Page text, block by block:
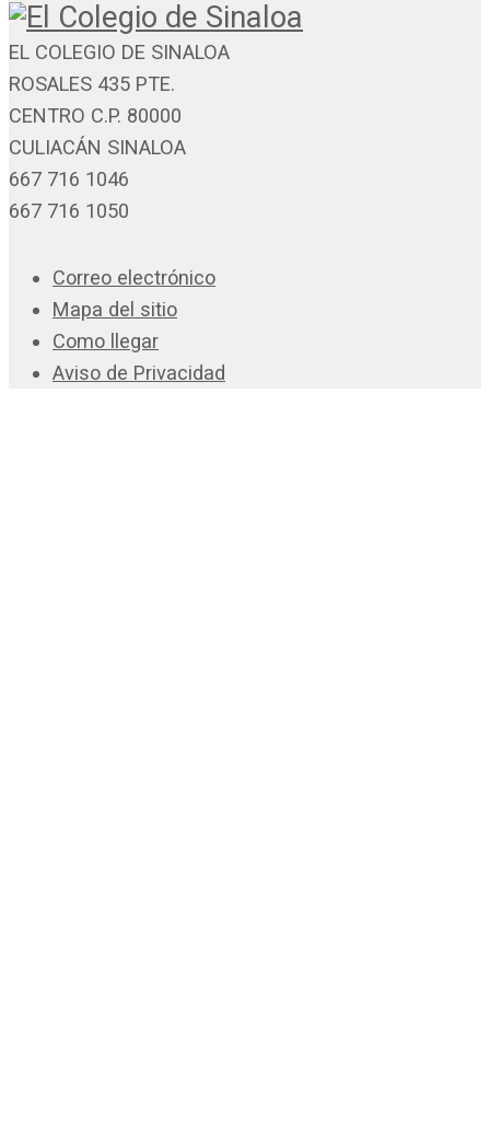
EL COLEGIO DE SINALOA
ROSALES 435 PTE.
CENTRO C.P. 80000
CULIACÁN SINALOA
667 716 1046
667 716 1050
Correo electrónico
Mapa del sitio
Como llegar
Aviso de Privacidad